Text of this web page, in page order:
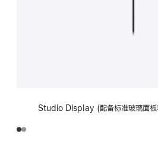
Studio Display (配备标准玻璃面板